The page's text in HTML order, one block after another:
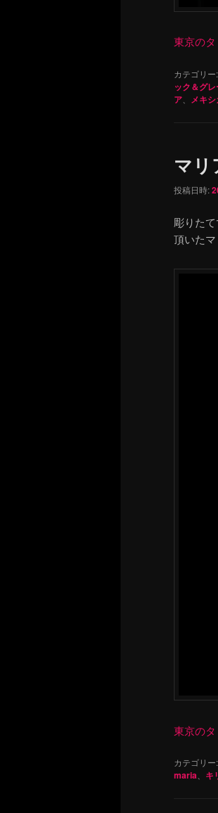
東京の
カテゴリー:
ック＆グ
ア
メキ
マ
投稿日時:
彫りた
頂いたマ
東京の
カテゴリー:
maria キ